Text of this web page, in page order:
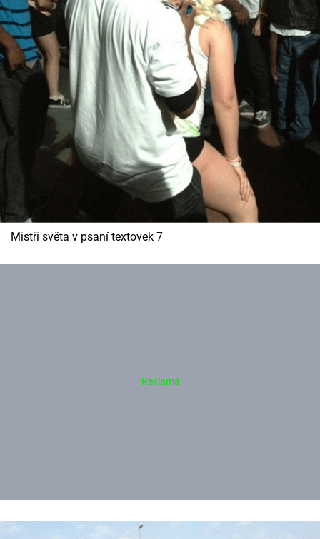
Mistři světa v psaní textovek 7